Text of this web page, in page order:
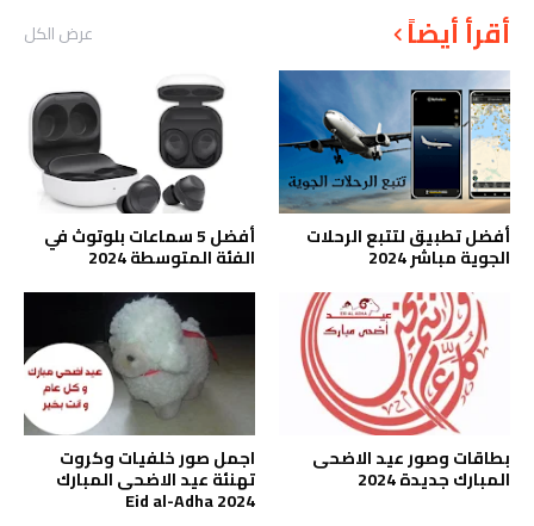
أقرأ أيضاً عرض الكل
أفضل تطبيق لتتبع الرحلات
الجوية مباشر 2024
أفضل 5 سماعات بلوتوث في
الفئة المتوسطة 2024
بطاقات وصور عيد الاضحى
المبارك جديدة 2024
اجمل صور خلفيات وكروت
تهنئة عيد الاضحى المبارك
2024 Eid al-Adha